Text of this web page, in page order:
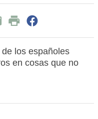
los españoles
en cosas que no